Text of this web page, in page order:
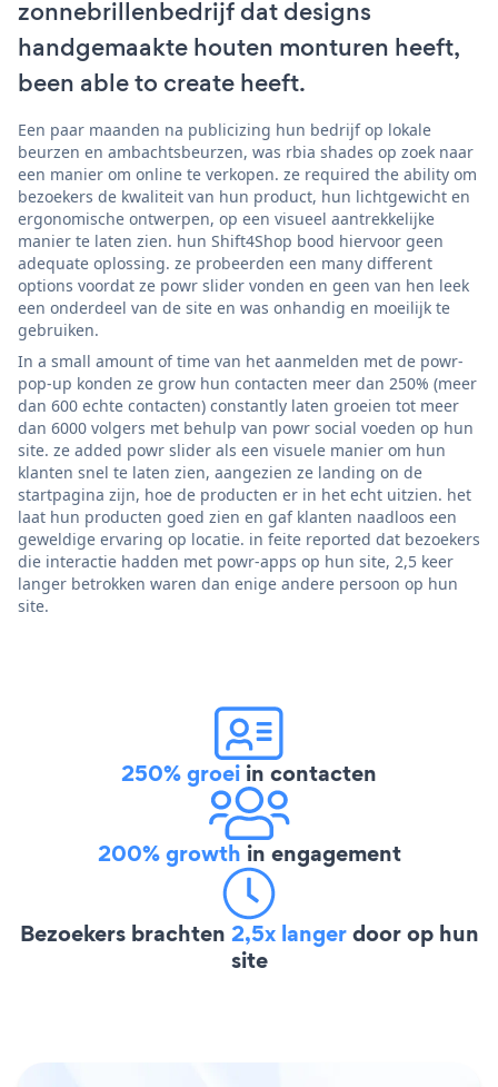
zonnebrillenbedrijf dat designs
handgemaakte houten monturen heeft,
been able to create heeft.
Een paar maanden na publicizing hun bedrijf op lokale
beurzen en ambachtsbeurzen, was rbia shades op zoek naar
een manier om online te verkopen. ze required the ability om
bezoekers de kwaliteit van hun product, hun lichtgewicht en
ergonomische ontwerpen, op een visueel aantrekkelijke
manier te laten zien. hun Shift4Shop bood hiervoor geen
adequate oplossing. ze probeerden een many different
options voordat ze powr slider vonden en geen van hen leek
een onderdeel van de site en was onhandig en moeilijk te
gebruiken.
In a small amount of time van het aanmelden met de powr-
pop-up konden ze grow hun contacten meer dan 250% (meer
dan 600 echte contacten) constantly laten groeien tot meer
dan 6000 volgers met behulp van powr social voeden op hun
site. ze added powr slider als een visuele manier om hun
klanten snel te laten zien, aangezien ze landing on de
startpagina zijn, hoe de producten er in het echt uitzien. het
laat hun producten goed zien en gaf klanten naadloos een
geweldige ervaring op locatie. in feite reported dat bezoekers
die interactie hadden met powr-apps op hun site, 2,5 keer
langer betrokken waren dan enige andere persoon op hun
site.
250% groei in contacten
200% growth in engagement
Bezoekers brachten 2,5x langerdoor op hun
site